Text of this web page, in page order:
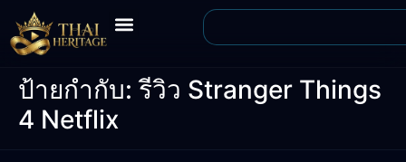
ป้ายกำกับ:รีวิว Stranger Things
4 Netflix